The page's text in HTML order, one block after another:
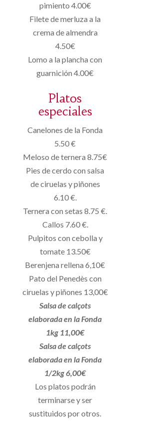
pimiento 4.00€
Filete de merluza a la
crema de almendra
4.50€
Lomo a la plancha con
guarnición 4.00€
Platos
especiales
Canelones de la Fonda
5.50 €
Meloso de ternera 8.75€
Pies de cerdo con salsa
de ciruelas y piñones
6.10 €.
Ternera con setas 8.75 €.
Callos 7.60 €.
Pulpitos con cebolla y
tomate 13.50€
Berenjena rellena 6,10€
Pato del Penedès con
ciruelas y piñones 13,00€
Salsa de calçots
elaborada en la Fonda
1kg 11,00€
Salsa de calçots
elaborada en la Fonda
1/2kg 6,00€
Los platos podrán
terminarse y ser
sustituidos por otros.